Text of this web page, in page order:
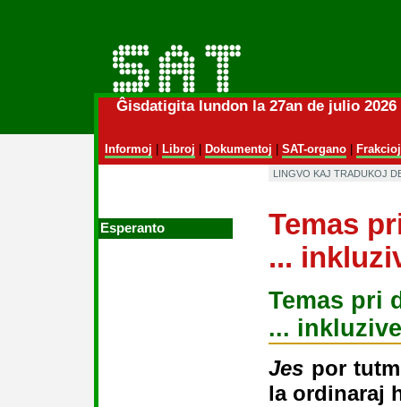
Ĝisdatigita lundon la 27an de julio
Informoj Libroj Dokumentoj SAT-organo| Frakcioj
Esperanto
LINGVO KAJ TRADUKOJ
Temas
...
Temas pri
...
Jes por
la ordinaraj